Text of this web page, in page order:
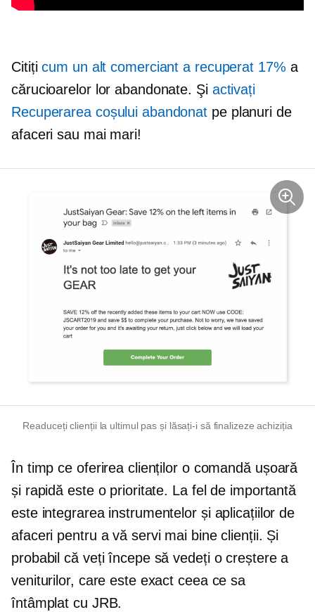
Citițicum un alt comerciant a recuperat 17% a
cărucioarelor lor abandonate. Şi activați
Recuperarea coșului abandonat pe planuri de
afaceri sau mai mari!
Readuceți clienții la ultimul pas și lăsați-i să finalizeze achiziția
În timp ce oferirea clienților o comandă ușoară
și rapidă este o prioritate. La fel de importantă
este integrarea instrumentelor și aplicațiilor de
afaceri pentru a vă servi mai bine clienții. Și
probabil că veți începe să vedeți o creștere a
veniturilor, care este exact ceea ce sa
întâmplat cu JRB.